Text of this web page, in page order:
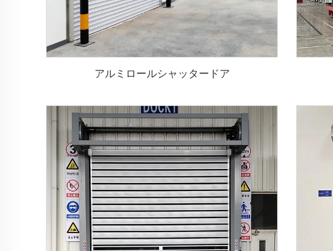
アルミロールシャッタードア